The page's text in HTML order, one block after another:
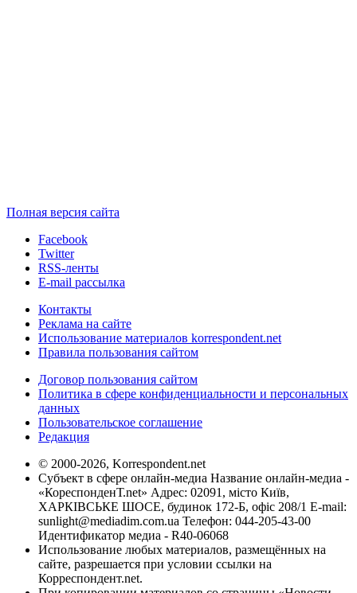
Полная версия сайта
Facebook
Twitter
RSS-ленты
E-mail рассылка
Контакты
Реклама на сайте
Использование материалов korrespondent.net
Правила пользования сайтом
Договор пользования сайтом
Политика в сфере конфиденциальности и персональных
данных
Пользовательское соглашение
Редакция
© 2000-2026, Korrespondent.net
Субъект в сфере онлайн-медиа Название онлайн-медиа -
«КореспонденТ.net» Адрес: 02091, місто Київ,
ХАРКІВСЬКЕ ШОСЕ, будинок 172-Б, офіс 208/1 E-mail:
sunlight@mediadim.com.ua Телефон: 044-205-43-00
Идентификатор медиа - R40-06068
Использование любых материалов, размещённых на
сайте, разрешается при условии ссылки на
Корреспондент.net.